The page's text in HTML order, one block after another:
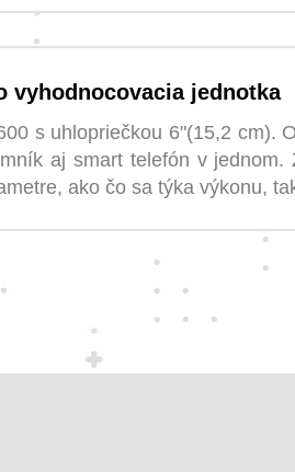
vyhodnocovacia jednotka
s uhlopriečkou 6"(15,2 cm).
aj smart telefón v jednom.
ako čo sa týka výkonu,